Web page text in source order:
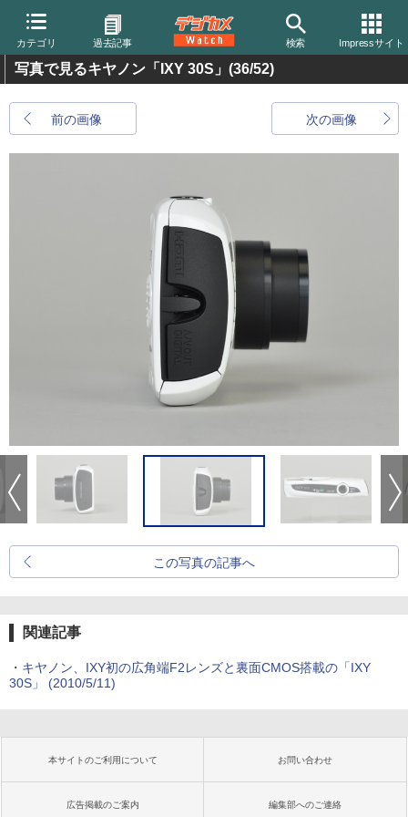
カテゴリ 過去記事 検索 Impressサイト
写真で見るキヤノン「IXY 30S」 (36/52)
前の画像 次の画像
この写真の記事へ
関連記事
・ キヤノン、IXY初の広角端F2レンズと裏面CMOS搭載の「IXY
30S」 (2010/5/11)
本サイトのご利用について お問い合わせ
広告掲載のご案内 編集部へのご連絡